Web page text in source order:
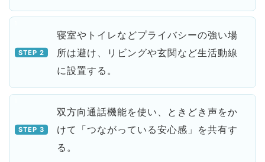
寝室やトイレなどプライバシーの強い場
所は避け、リビングや玄関など生活動線
に設置する。
双方向通話機能を使い、ときどき声をか
けて「つながっている安心感」を共有す
る。